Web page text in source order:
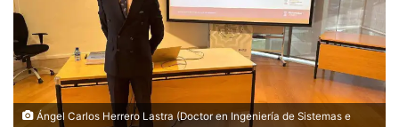
Ángel Carlos Herrero Lastra (Doctor en Ingeniería de Sistemas e